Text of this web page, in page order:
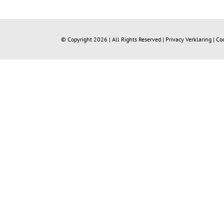
© Copyright 2026 | All Rights Reserved | Privacy Verklaring |